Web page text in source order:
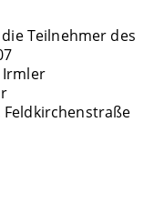
Teilnehmer des
Irmler